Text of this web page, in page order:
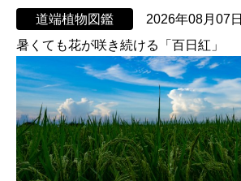
道端植物図鑑
2026年08月07日
暑くても花が咲き続ける「百日紅」